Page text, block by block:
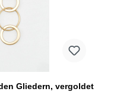
Gliedern, vergoldet